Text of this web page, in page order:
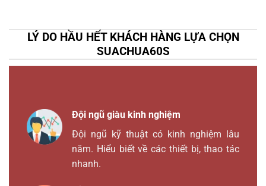
LÝ DO HẦU HẾT KHÁCH HÀNG LỰA CHỌN
SUACHUA60S
Đội ngũ giàu kinh nghiệm
Đội ngũ kỹ thuật có kinh nghiệm lâu
năm. Hiểu biết về các thiết bị, thao tác
nhanh.